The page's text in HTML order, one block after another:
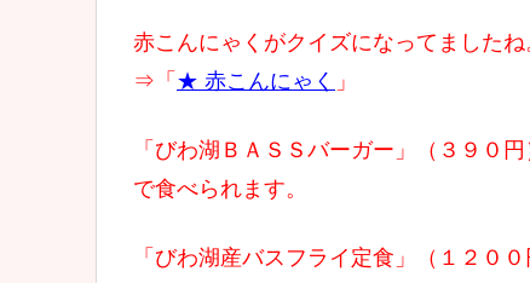
赤こんにゃくがクイズになってました
⇒「 ★ 赤こんにゃく 」
「びわ湖ＢＡＳＳバーガー」（３９０
で食べられます。
「びわ湖産バスフライ定食」（１２０